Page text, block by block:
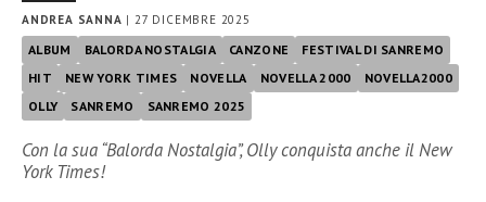
ANDREA SANNA |27 DICEMBRE 2025
ALBUM BALORDA NOSTALGIA CANZONE
FESTIVAL DI SANREMO
HIT
NEW YORK TIMES NOVELLA NOVELLA 2000
NOVELLA2000
OLLY
SANREMO SANREMO 2025
Con la sua “Balorda Nostalgia”, Olly conquista anche il New
York Times!